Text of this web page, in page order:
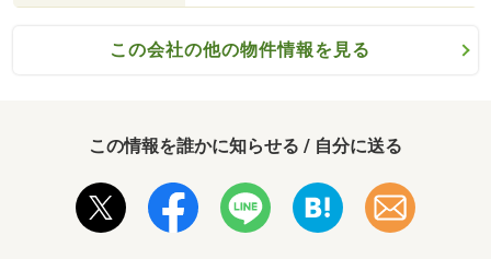
お車でお越しのお客様は、「緑ヶ丘病院」前を北に直進し
名神高速道路の手前・左手にございます。
この会社の他の物件情報を見る
この情報を誰かに知らせる / 自分に送る